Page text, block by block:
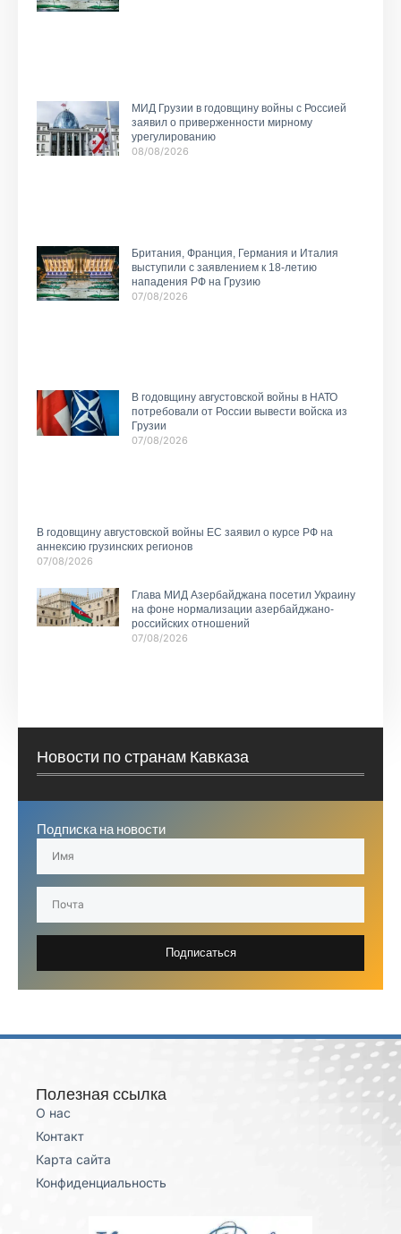
МИД Грузии в годовщину войны с Россией
заявил о приверженности мирному
урегулированию
08/08/2026
Британия, Франция, Германия и Италия
выступили с заявлением к 18-летию
нападения РФ на Грузию
07/08/2026
В годовщину августовской войны в НАТО
потребовали от России вывести войска из
Грузии
07/08/2026
В годовщину августовской войны ЕС заявил о курсе РФ на
аннексию грузинских регионов
07/08/2026
Глава МИД Азербайджана посетил Украину
на фоне нормализации азербайджано-
российских отношений
07/08/2026
Новости по странам Кавказа
Подписка на новости
Подписаться
Полезная ссылка
О нас
Контакт
Карта сайта
Конфиденциальность